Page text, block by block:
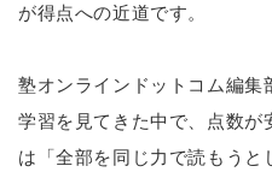
が得点への近道です。
塾オンラインドットコム編集
学習を見てきた中で、点数が
は「全部を同じ力で読もうと